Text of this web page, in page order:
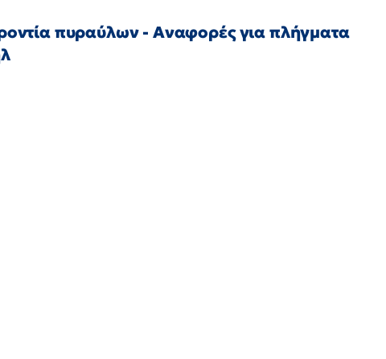
πυραύλων - Αναφορές για πλήγματα